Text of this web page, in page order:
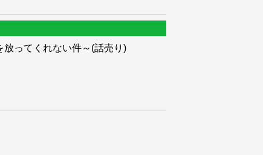
ってくれない件～(話売り)